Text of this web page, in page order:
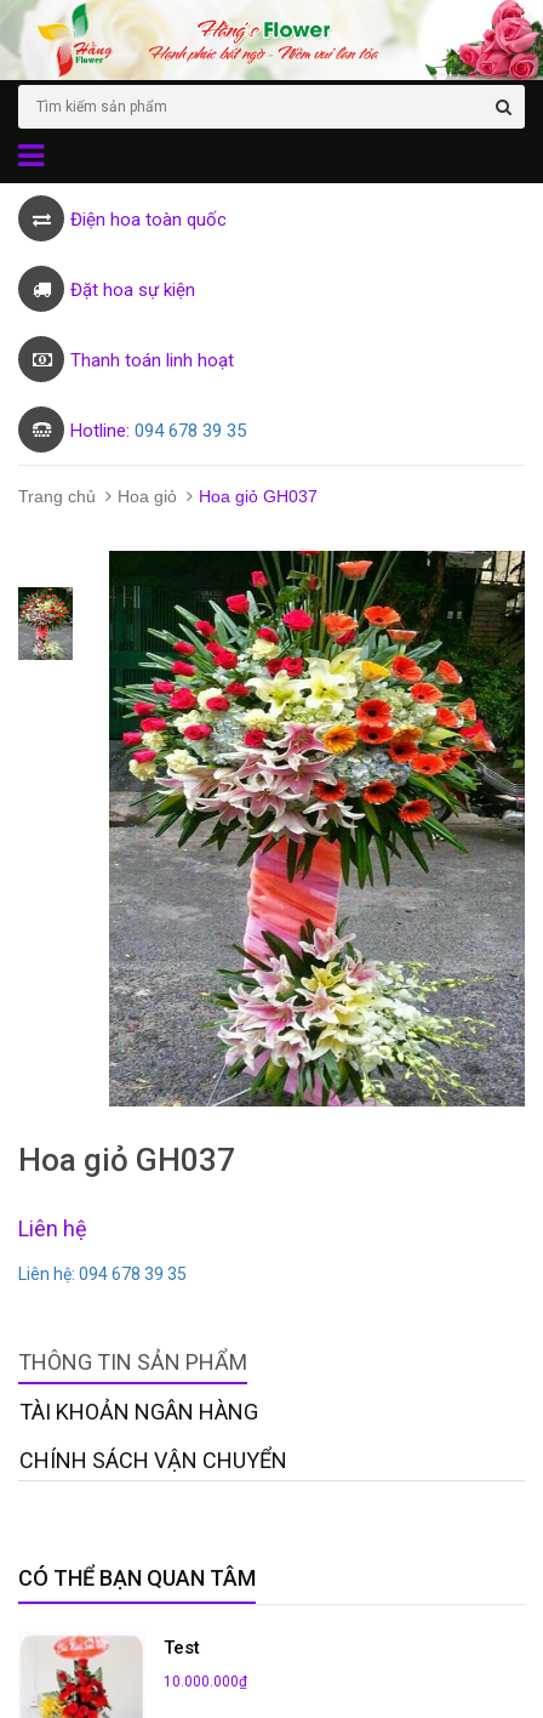
Điện hoa toàn quốc
Đặt hoa sự kiện
Thanh toán linh hoạt
Hotline: 094 678 39 35
Trang chủ Hoa giỏ Hoa giỏ GH037
Hoa giỏ GH037
Liên hệ
Liên hệ: 094 678 39 35
THÔNG TIN SẢN PHẨM
TÀI KHOẢN NGÂN HÀNG
CHÍNH SÁCH VẬN CHUYỂN
CÓ THỂ BẠN QUAN TÂM
Test
10.000.000₫